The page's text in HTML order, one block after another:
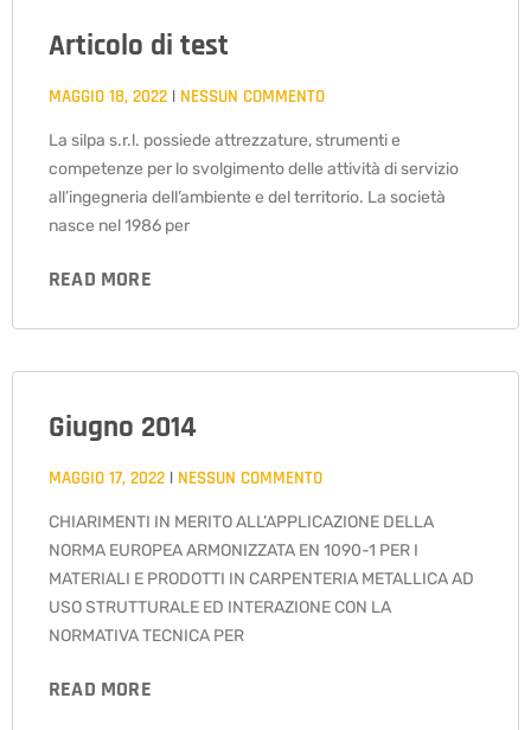
Articolo di test
MAGGIO 18, 2022 NESSUN COMMENTO
La silpa s.r.l. possiede attrezzature, strumenti e
competenze per lo svolgimento delle attività di servizio
all’ingegneria dell’ambiente e del territorio. La società
nasce nel 1986 per
READ MORE
Giugno 2014
MAGGIO 17, 2022 NESSUN COMMENTO
CHIARIMENTI IN MERITO ALL’APPLICAZIONE DELLA
NORMA EUROPEA ARMONIZZATA EN 1090-1 PER I
MATERIALI E PRODOTTI IN CARPENTERIA METALLICA AD
USO STRUTTURALE ED INTERAZIONE CON LA
NORMATIVA TECNICA PER
READ MORE